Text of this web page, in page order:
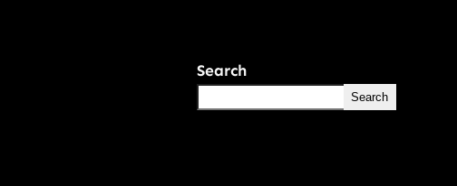
Search
Search